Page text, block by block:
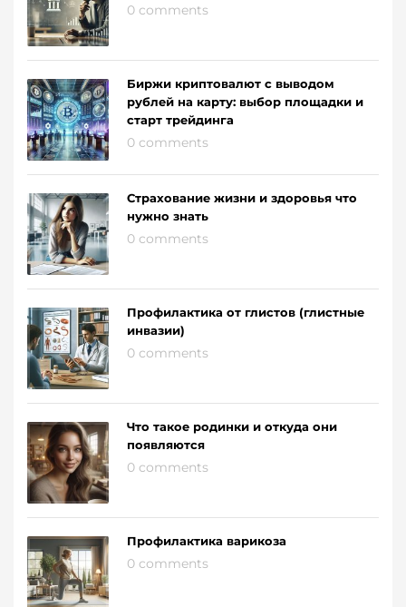
0 comments
Биржи криптовалют с выводом
рублей на карту: выбор площадки и
старт трейдинга
0 comments
Страхование жизни и здоровья что
нужно знать
0 comments
Профилактика от глистов (глистные
инвазии)
0 comments
Что такое родинки и откуда они
появляются
0 comments
Профилактика варикоза
0 comments